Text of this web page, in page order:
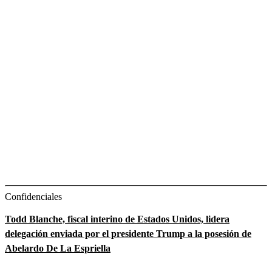
Confidenciales
Todd Blanche, fiscal interino de Estados Unidos, lidera
delegación enviada por el presidente Trump a la posesión de
Abelardo De La Espriella